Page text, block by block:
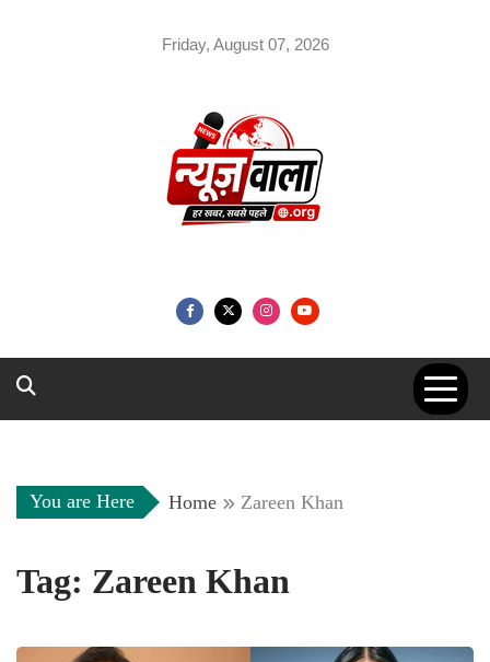
Friday, August 07, 2026
You are Here Home Zareen Khan
Tag: Zareen Khan